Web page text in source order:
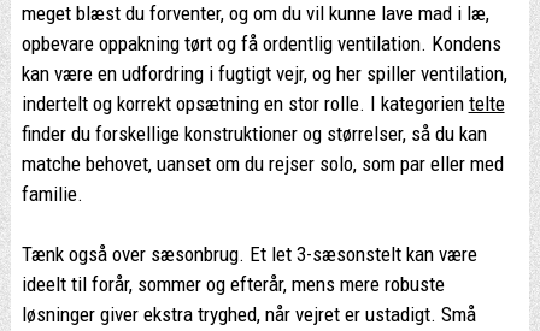
meget blæst du forventer, og om du vil kunne lave mad i læ,
opbevare oppakning tørt og få ordentlig ventilation. Kondens
kan være en udfordring i fugtigt vejr, og her spiller ventilation,
indertelt og korrekt opsætning en stor rolle. I kategorien telte
finder du forskellige konstruktioner og størrelser, så du kan
matche behovet, uanset om du rejser solo, som par eller med
familie.
Tænk også over sæsonbrug. Et let 3-sæsonstelt kan være
ideelt til forår, sommer og efterår, mens mere robuste
løsninger giver ekstra tryghed, når vejret er ustadigt. Små